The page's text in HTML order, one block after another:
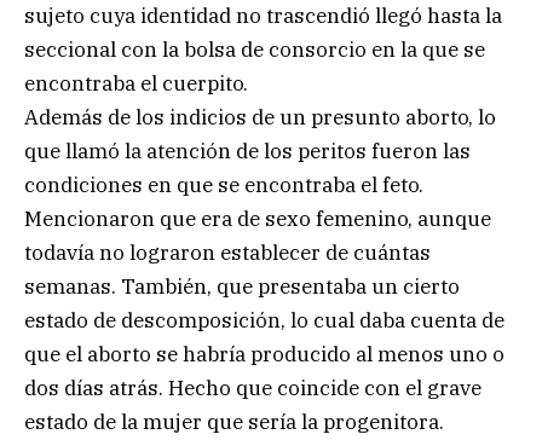
sujeto cuya identidad no trascendió llegó hasta la
seccional con la bolsa de consorcio en la que se
encontraba el cuerpito.
Además de los indicios de un presunto aborto, lo
que llamó la atención de los peritos fueron las
condiciones en que se encontraba el feto.
Mencionaron que era de sexo femenino, aunque
todavía no lograron establecer de cuántas
semanas. También, que presentaba un cierto
estado de descomposición, lo cual daba cuenta de
que el aborto se habría producido al menos uno o
dos días atrás. Hecho que coincide con el grave
estado de la mujer que sería la progenitora.